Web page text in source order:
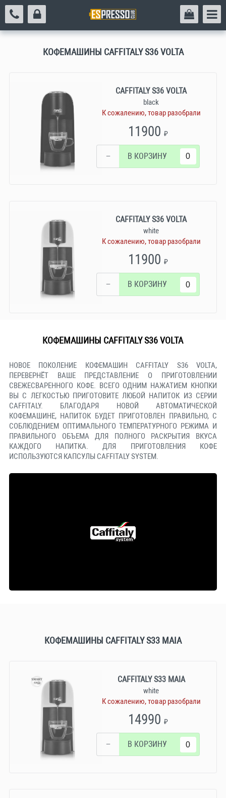
КОФЕМАШИНЫ CAFFITALY S36 VOLTA
CAFFITALY S36 VOLTA
black
К сожалению, товар разобрали
11900₽
− В КОРЗИНУ
CAFFITALY S36 VOLTA
white
К сожалению, товар разобрали
11900₽
− В КОРЗИНУ
КОФЕМАШИНЫ CAFFITALY S36 VOLTA
НОВОЕ ПОКОЛЕНИЕ КОФЕМАШИН CAFFITALY S36 VOLTA,
ПЕРЕВЕРНЁТ ВАШЕ ПРЕДСТАВЛЕНИЕ О ПРИГОТОВЛЕНИИ
СВЕЖЕСВАРЕННОГО КОФЕ. ВСЕГО ОДНИМ НАЖАТИЕМ КНОПКИ
ВЫ С ЛЕГКОСТЬЮ ПРИГОТОВИТЕ ЛЮБОЙ НАПИТОК ИЗ СЕРИИ
CAFFITALY. БЛАГОДАРЯ НОВОЙ АВТОМАТИЧЕСКОЙ
КОФЕМАШИНЕ, НАПИТОК БУДЕТ ПРИГОТОВЛЕН ПРАВИЛЬНО, С
СОБЛЮДЕНИЕМ ОПТИМАЛЬНОГО ТЕМПЕРАТУРНОГО РЕЖИМА И
ПРАВИЛЬНОГО ОБЪЕМА ДЛЯ ПОЛНОГО РАСКРЫТИЯ ВКУСА
КАЖДОГО НАПИТКА. ДЛЯ ПРИГОТОВЛЕНИЯ КОФЕ
ИСПОЛЬЗУЮТСЯ КАПСУЛЫ CAFFITALY SYSTEM.
КОФЕМАШИНЫ CAFFITALY S33 MAIA
CAFFITALY S33 MAIA
white
К сожалению, товар разобрали
14990₽
− В КОРЗИНУ